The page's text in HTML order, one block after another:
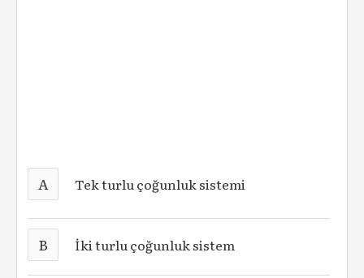
A Tek turlu çoğunluk sistemi
B İki turlu çoğunluk sistem